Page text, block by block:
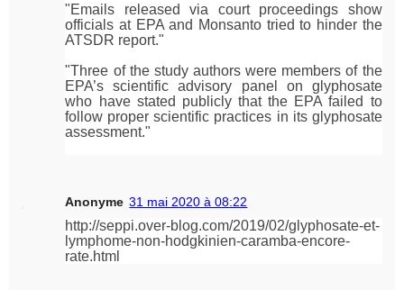
"Emails released via court proceedings show
officials at EPA and Monsanto tried to hinder the
ATSDR report."
"Three of the study authors were members of the
EPA’s scientific advisory panel on glyphosate
who have stated publicly that the EPA failed to
follow proper scientific practices in its glyphosate
assessment."
Anonyme 31 mai 2020 à 08:22
http://seppi.over-blog.com/2019/02/glyphosate-et-
lymphome-non-hodgkinien-caramba-encore-
rate.html